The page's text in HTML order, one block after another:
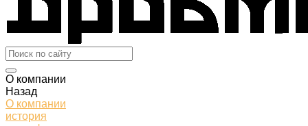
О компании
Назад
О компании
история